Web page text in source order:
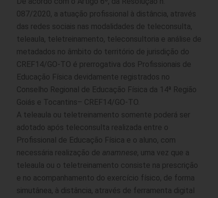
087/2020, a atuação profissional à distância, através
das redes sociais nas modalidades de teleconsulta,
teleaula, teletreinamento, teleconsultoria e análise de
metadados no âmbito do território de jurisdição do
CREF14/GO-TO é prerrogativa dos Profissionais de
Educação Física devidamente registrados no
Conselho Regional de Educação Física da 14ª Região
Goiás e Tocantins– CREF14/GO-TO.
A teleaula ou teletreinamento somente poderá ser
adotado após teleconsulta realizada entre o
Profissional de Educação Física e o aluno, com
necessária realização de anamnese, uma vez que a
teleaula ou o teletreinamento consiste na prescrição
e no acompanhamento do exercício físico, de forma
simutânea, à distância, através de ferramenta digital